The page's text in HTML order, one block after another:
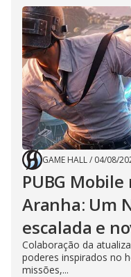
GAME HALL/ 04/08/
PUBG
Aranha: Um
escalada e
Colaboração da
poderes inspirados no
missões,...